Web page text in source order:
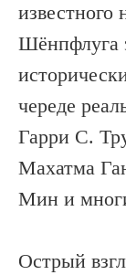
известного
Шёнпфлуга
череде
Гарри С.
Махатма
Мин и
Острый